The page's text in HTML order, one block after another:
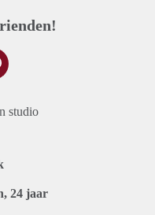
studio
24 jaar